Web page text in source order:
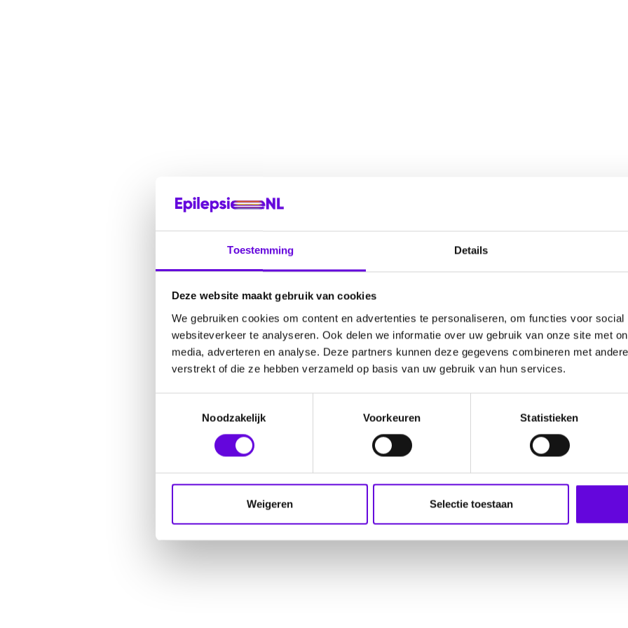
Toestemming Details
Deze website maakt gebruik van cookies
We gebruiken cookies om content en advertenties te personaliseren, om functies voor
websiteverkeer te analyseren. Ook delen we informatie over uw gebruik van onze site met
media, adverteren en analyse. Deze partners kunnen deze gegevens combineren met
verstrekt of die ze hebben verzameld op basis van uw gebruik van hun services.
Noodzakelijk
Voorkeuren Statistieken
Weigeren Selectie toestaan